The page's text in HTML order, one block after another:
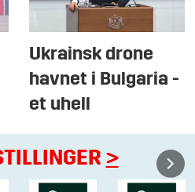
Ukrainsk drone
havnet i Bulgaria -
et uhell
>